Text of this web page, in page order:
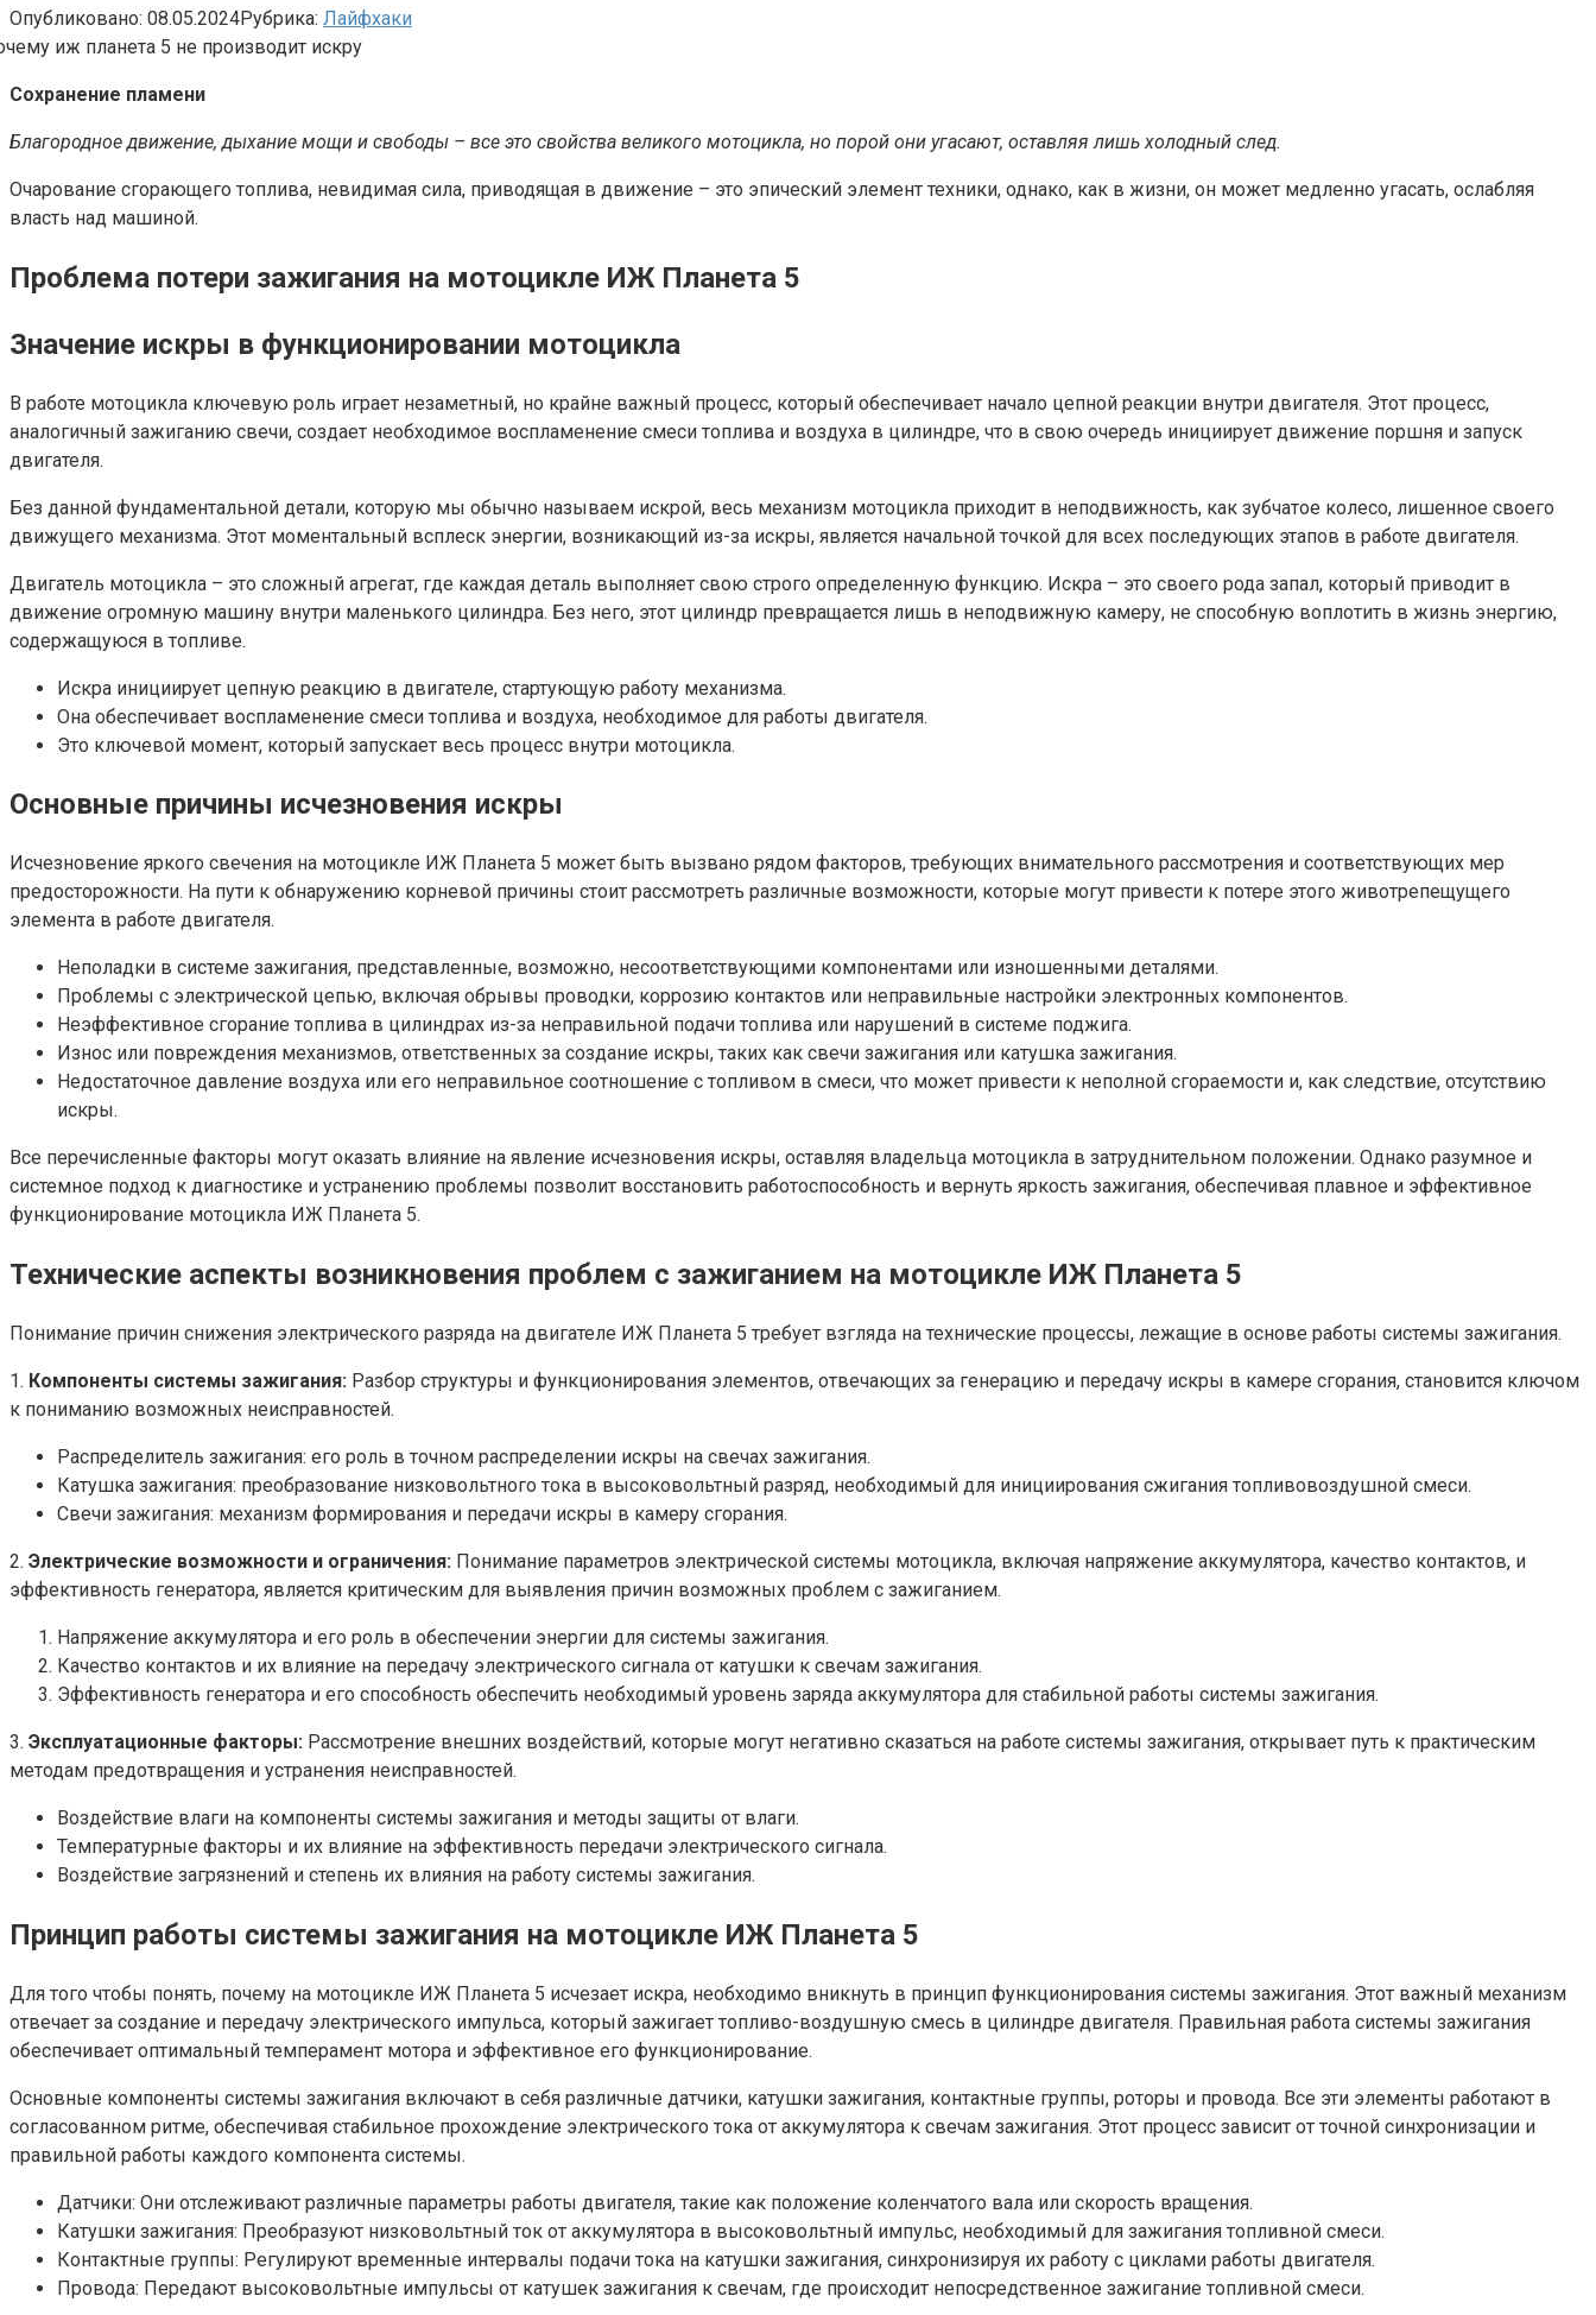
Опубликовано: 08.05.2024Рубрика: Лайфхаки
Сохранение пламени
Благородное движение, дыхание мощи и свободы – все это свойства великого мотоцикла, но порой они угасают, оставляя лишь холодный след.
Очарование сгорающего топлива, невидимая сила, приводящая в движение – это эпический элемент техники, однако, как в жизни, он может медленно угасать, ослабляя
власть над машиной.
Проблема потери зажигания на мотоцикле ИЖ Планета 5
Значение искры в функционировании мотоцикла
В работе мотоцикла ключевую роль играет незаметный, но крайне важный процесс, который обеспечивает начало цепной реакции внутри двигателя. Этот процесс,
аналогичный зажиганию свечи, создает необходимое воспламенение смеси топлива и воздуха в цилиндре, что в свою очередь инициирует движение поршня и запуск
двигателя.
Без данной фундаментальной детали, которую мы обычно называем искрой, весь механизм мотоцикла приходит в неподвижность, как зубчатое колесо, лишенное своего
движущего механизма. Этот моментальный всплеск энергии, возникающий из-за искры, является начальной точкой для всех последующих этапов в работе двигателя.
Двигатель мотоцикла – это сложный агрегат, где каждая деталь выполняет свою строго определенную функцию. Искра – это своего рода запал, который приводит в
движение огромную машину внутри маленького цилиндра. Без него, этот цилиндр превращается лишь в неподвижную камеру, не способную воплотить в жизнь энергию,
содержащуюся в топливе.
Искра инициирует цепную реакцию в двигателе, стартующую работу механизма.
Она обеспечивает воспламенение смеси топлива и воздуха, необходимое для работы двигателя.
Это ключевой момент, который запускает весь процесс внутри мотоцикла.
Основные причины исчезновения искры
Исчезновение яркого свечения на мотоцикле ИЖ Планета 5 может быть вызвано рядом факторов, требующих внимательного рассмотрения и соответствующих мер
предосторожности. На пути к обнаружению корневой причины стоит рассмотреть различные возможности, которые могут привести к потере этого животрепещущего
элемента в работе двигателя.
Неполадки в системе зажигания, представленные, возможно, несоответствующими компонентами или изношенными деталями.
Проблемы с электрической цепью, включая обрывы проводки, коррозию контактов или неправильные настройки электронных компонентов.
Неэффективное сгорание топлива в цилиндрах из-за неправильной подачи топлива или нарушений в системе поджига.
Износ или повреждения механизмов, ответственных за создание искры, таких как свечи зажигания или катушка зажигания.
Недостаточное давление воздуха или его неправильное соотношение с топливом в смеси, что может привести к неполной сгораемости и, как следствие, отсутствию
искры.
Все перечисленные факторы могут оказать влияние на явление исчезновения искры, оставляя владельца мотоцикла в затруднительном положении. Однако разумное и
системное подход к диагностике и устранению проблемы позволит восстановить работоспособность и вернуть яркость зажигания, обеспечивая плавное и эффективное
функционирование мотоцикла ИЖ Планета 5.
Технические аспекты возникновения проблем с зажиганием на мотоцикле ИЖ Планета 5
Понимание причин снижения электрического разряда на двигателе ИЖ Планета 5 требует взгляда на технические процессы, лежащие в основе работы системы зажигания.
1. Компоненты системы зажигания: Разбор структуры и функционирования элементов, отвечающих за генерацию и передачу искры в камере сгорания, становится ключом
к пониманию возможных неисправностей.
Распределитель зажигания: его роль в точном распределении искры на свечах зажигания.
Катушка зажигания: преобразование низковольтного тока в высоковольтный разряд, необходимый для инициирования сжигания топливовоздушной смеси.
Свечи зажигания: механизм формирования и передачи искры в камеру сгорания.
2. Электрические возможности и ограничения: Понимание параметров электрической системы мотоцикла, включая напряжение аккумулятора, качество контактов, и
эффективность генератора, является критическим для выявления причин возможных проблем с зажиганием.
Напряжение аккумулятора и его роль в обеспечении энергии для системы зажигания.
Качество контактов и их влияние на передачу электрического сигнала от катушки к свечам зажигания.
Эффективность генератора и его способность обеспечить необходимый уровень заряда аккумулятора для стабильной работы системы зажигания.
3. Эксплуатационные факторы: Рассмотрение внешних воздействий, которые могут негативно сказаться на работе системы зажигания, открывает путь к практическим
методам предотвращения и устранения неисправностей.
Воздействие влаги на компоненты системы зажигания и методы защиты от влаги.
Температурные факторы и их влияние на эффективность передачи электрического сигнала.
Воздействие загрязнений и степень их влияния на работу системы зажигания.
Принцип работы системы зажигания на мотоцикле ИЖ Планета 5
Для того чтобы понять, почему на мотоцикле ИЖ Планета 5 исчезает искра, необходимо вникнуть в принцип функционирования системы зажигания. Этот важный механизм
отвечает за создание и передачу электрического импульса, который зажигает топливо-воздушную смесь в цилиндре двигателя. Правильная работа системы зажигания
обеспечивает оптимальный темперамент мотора и эффективное его функционирование.
Основные компоненты системы зажигания включают в себя различные датчики, катушки зажигания, контактные группы, роторы и провода. Все эти элементы работают в
согласованном ритме, обеспечивая стабильное прохождение электрического тока от аккумулятора к свечам зажигания. Этот процесс зависит от точной синхронизации и
правильной работы каждого компонента системы.
Датчики: Они отслеживают различные параметры работы двигателя, такие как положение коленчатого вала или скорость вращения.
Катушки зажигания: Преобразуют низковольтный ток от аккумулятора в высоковольтный импульс, необходимый для зажигания топливной смеси.
Контактные группы: Регулируют временные интервалы подачи тока на катушки зажигания, синхронизируя их работу с циклами работы двигателя.
Провода: Передают высоковольтные импульсы от катушек зажигания к свечам, где происходит непосредственное зажигание топливной смеси.